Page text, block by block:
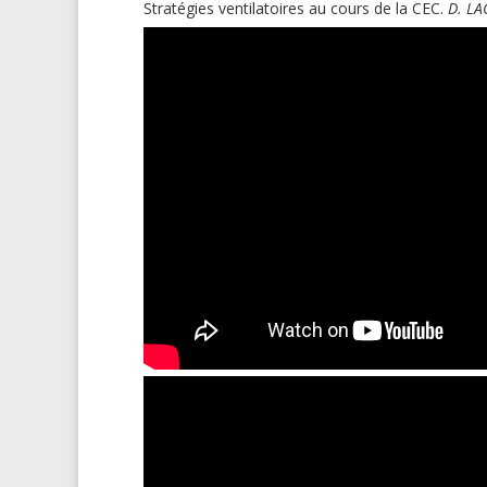
Stratégies ventilatoires au cours de la CEC. D.